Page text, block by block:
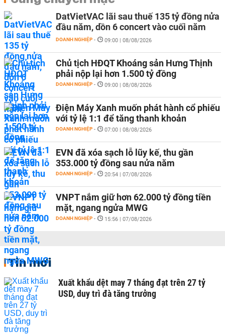
DatVietVAC lãi sau thuế 135 tỷ đồng nửa
đầu năm, dồn 6 concert vào cuối năm
DOANH NGHIỆP - 09:00 | 08/08/2026
Chủ tịch HĐQT Khoáng sản Hưng Thịnh
phải nộp lại hơn 1.500 tỷ đồng
DOANH NGHIỆP - 09:00 | 08/08/2026
Điện Máy Xanh muốn phát hành cổ phiếu
với tỷ lệ 1:1 để tăng thanh khoản
DOANH NGHIỆP - 07:00 | 08/08/2026
EVN đã xóa sạch lỗ lũy kế, thu gần
353.000 tỷ đồng sau nửa năm
DOANH NGHIỆP - 20:54 | 07/08/2026
VNPT nắm giữ hơn 62.000 tỷ đồng tiền
mặt, ngang ngửa MWG
DOANH NGHIỆP - 15:56 | 07/08/2026
Tin mới
Xuất khẩu dệt may 7 tháng đạt trên 27 tỷ
USD, duy trì đà tăng trưởng